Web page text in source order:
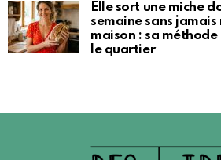
Elle sort une miche
semaine sans
maison : sa
le quartier